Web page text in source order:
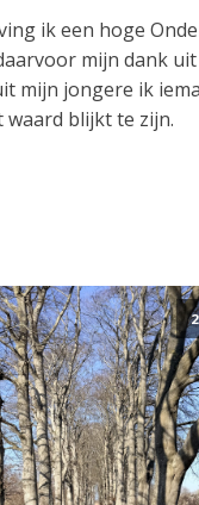
ik een hoge
mijn dank
mijn jongere ik
waard blijkt te zijn.